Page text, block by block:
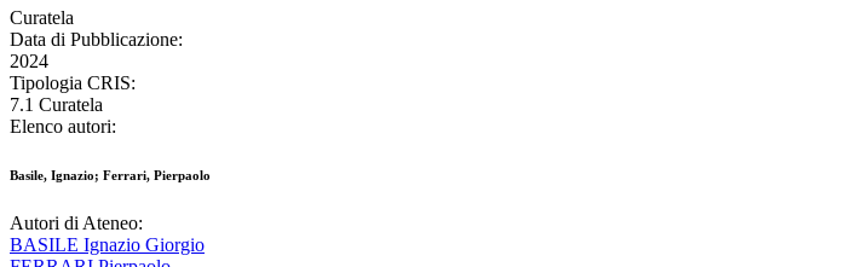
Curatela
Data di Pubblicazione:
2024
Tipologia CRIS:
7.1 Curatela
Elenco autori:
Basile, Ignazio; Ferrari, Pierpaolo
Autori di Ateneo:
BASILE Ignazio Giorgio